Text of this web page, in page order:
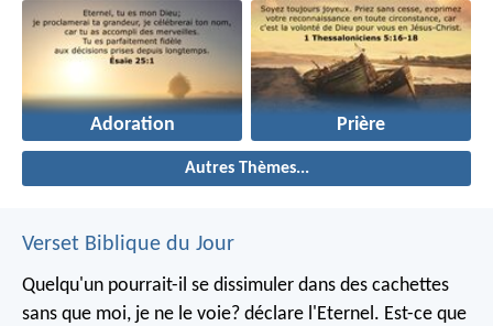
Adoration Prière
Autres Thèmes...
Verset Biblique du Jour
Quelqu'un pourrait-il se dissimuler dans des cachettes
sans que moi, je ne le voie? déclare l'Eternel. Est-ce que